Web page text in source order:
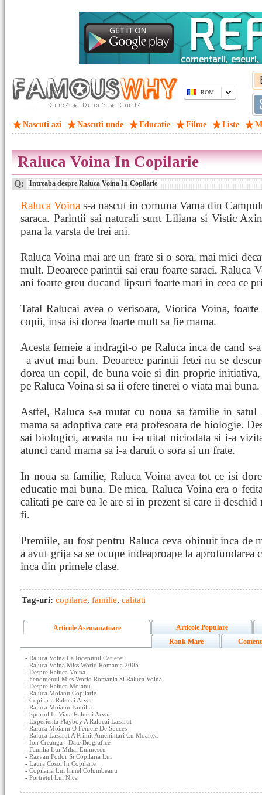
ROM
Nascuti azi Nascuti unde Educatie Filme Liste
Raluca Voina In Copilarie
Q: Intreaba despre Raluca Voina In Copilarie
Raluca Voina s-a nascut in comuna Vama din
saraca. Parintii sai naturali sunt Liliana si Vistic
pana la varsta de trei ani.
Raluca Voina mai are un frate si o sora, mai mici
mult. Deoarece parintii sai erau foarte saraci, Raluca
ani foarte greu ducand lipsuri foarte mari in ceea ce
Tatal Ralucai avea o verisoara, Viorica Voina,
copii, insa isi dorea foarte mult sa fie mama.
Acesta femeie a indragit-o pe Raluca inca de cand
a avut mai bun. Deoarece parintii fetei nu se
dorea un copil, de buna voie si din proprie
pe Raluca Voina si sa ii ofere tinerei o viata mai buna.
Astfel, Raluca s-a mutat cu noua sa familie in
mama sa adoptiva care era profesoara de biologie.
sai biologici, aceasta nu i-a uitat niciodata si i-a
atunci cand mama sa i-a daruit o sora si un frate.
In noua sa familie, Raluca Voina avea tot ce isi
educatie mai buna. De mica, Raluca Voina era o
calitati pe care ea le are si in prezent si care ii
fi.
Premiile, au fost pentru Raluca ceva obinuit inca de
a avut grija sa se ocupe indeaproape la aprofundarea
inca din primele clase.
Tag-uri: copilarie, familie, calitati
Articole Asemanatoare
Articole Populare
Rank Mare
- Raluca Voina La Inceputul Carierei
- Raluca Voina Miss World Romania 2005
- Despre Raluca Voina
- Fenomenul Miss World Romania Si Raluca Voina
- Despre Raluca Moianu
- Raluca Moianu Copilarie
- Copilaria Ralucai Arvat
- Raluca Moianu Familia
- Sportul In Viata Ralucai Arvat
- Experienta Playboy A Ralucai Lazarut
- Raluca Moianu O Femeie De Succes
- Raluca Lazarut A Primit Amenintari Cu Moartea
- Ion Creanga - Date Biografice
- Familia Lui Mihai Eminescu
- Razvan Fodor Si Copilaria Lui
- Laura Cosoi In Copilarie
- Copilaria Lui Irinel Columbeanu
- Portretul Lui Nica